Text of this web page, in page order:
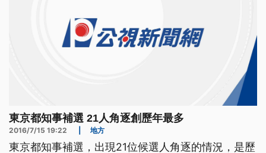
東京都知事補選 21人角逐創歷年最多
2016/7/15 19:22 地方
東京都知事補選，出現21位候選人角逐的情況，是歷